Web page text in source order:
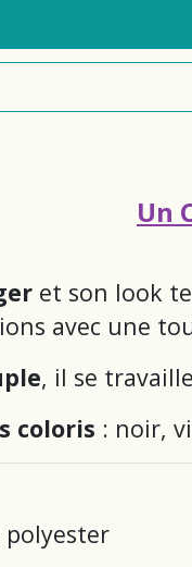
Un
et son look
avec une
, il se
coloris : noir,
polyester